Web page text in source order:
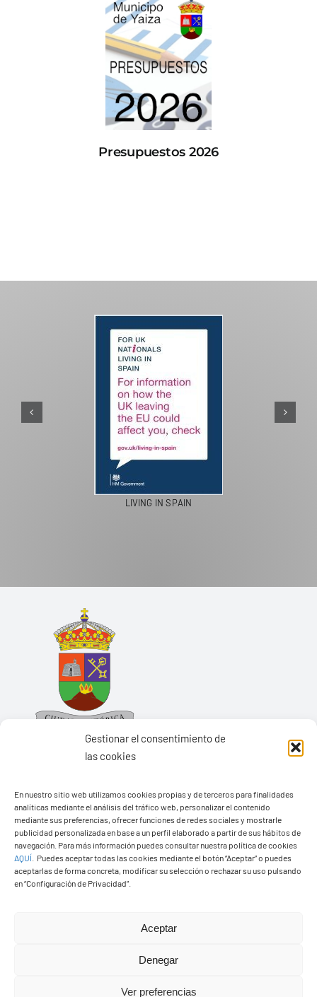
Gestionar el consentimiento de
las cookies
En nuestro sitio web utilizamos cookies propias y de terceros para finalidades
analíticas mediante el análisis del tráfico web, personalizar el contenido
mediante sus preferencias, ofrecer funciones de redes sociales y mostrarle
publicidad personalizada en base a un perfil elaborado a partir de sus hábitos de
navegación. Para más información puedes consultar nuestra política de cookies
AQUÍ
Puedes aceptar todas las cookies mediante el botón “Aceptar” o puedes
aceptarlas de forma concreta, modificar su selección o rechazar su uso pulsando
en “Configuración de Privacidad”.
Aceptar
Denegar
Ver preferencias
Presupuestos 2026
LIVING IN SPAIN
Ayuntamiento de Yaiza
Pza. de Los Remedios, 1
35570 – Yaiza
Tel:928 83 62 20
© Copyright2026 Ayuntamiento de Yaiza - Todos los